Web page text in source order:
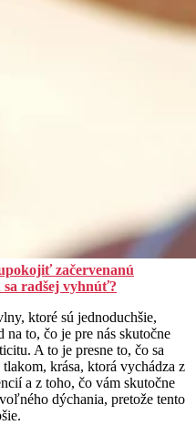
začervenanú
sa radšej vyhnúť?
ktoré sú jednoduchšie,
to, čo je pre nás skutočne
A to je presne to, čo sa
krása, ktorá vychádza z
a z toho, čo vám skutočne
dýchania, pretože tento